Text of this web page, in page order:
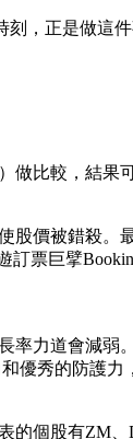
，正是做這
比較，結果
股價被錯殺。
票巨擘
力道會減弱
優秀的防護力
的個股有ZM